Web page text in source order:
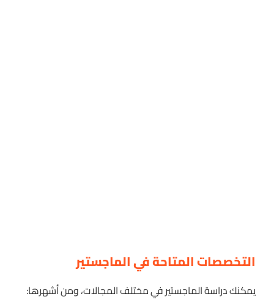
التخصصات المتاحة في الماجستير
يمكنك دراسة الماجستير في مختلف المجالات، ومن أشهرها: